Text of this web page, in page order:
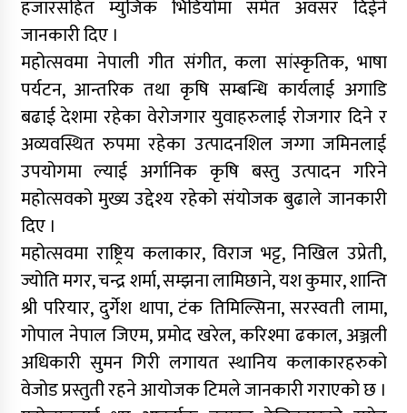
हजारसहित म्युजिक भिडियोमा समेत अवसर दिईने
जानकारी दिए ।
महोत्सवमा नेपाली गीत संगीत, कला सांस्कृतिक, भाषा
पर्यटन, आन्तरिक तथा कृषि सम्बन्धि कार्यलाई अगाडि
बढाई देशमा रहेका वेरोजगार युवाहरुलाई रोजगार दिने र
अव्यवस्थित रुपमा रहेका उत्पादनशिल जग्गा जमिनलाई
उपयोगमा ल्याई अर्गानिक कृषि बस्तु उत्पादन गरिने
महोत्सवको मुख्य उद्देश्य रहेको संयोजक बुढाले जानकारी
दिए ।
महोत्सवमा राष्ट्रिय कलाकार, विराज भट्ट, निखिल उप्रेती,
ज्योति मगर, चन्द्र शर्मा, सम्झना लामिछाने, यश कुमार, शान्ति
श्री परियार, दुर्गेश थापा, टंक तिमिल्सिना, सरस्वती लामा,
गोपाल नेपाल जिएम, प्रमोद खरेल, करिश्मा ढकाल, अञ्जली
अधिकारी सुमन गिरी लगायत स्थानिय कलाकारहरुको
वेजोड प्रस्तुती रहने आयोजक टिमले जानकारी गराएको छ ।